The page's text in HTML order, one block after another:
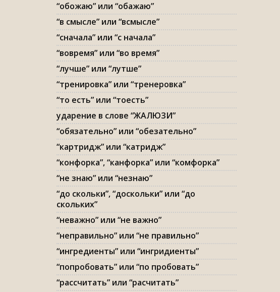
“обожаю” или “обажаю”
“в смысле” или “всмысле”
“сначала” или “с начала”
“вовремя” или “во время”
“лучше” или “лутше”
“тренировка” или “тренеровка”
“то есть” или “тоесть”
ударение в слове “ЖАЛЮЗИ”
“обязательно” или “обезательно”
“картридж” или “катридж”
“конфорка”, “канфорка” или “комфорка”
“не знаю” или “незнаю”
“до скольки”, “доскольки” или “до
скольких”
“неважно” или “не важно”
“неправильно” или “не правильно”
“ингредиенты” или “ингридиенты”
“попробовать” или “по пробовать”
“рассчитать” или “расчитать”